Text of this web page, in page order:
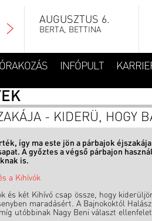
AUGUSZTUS 6.
BERTA, BETTINA
INFÓPULT
- KIDERÜ, HOGY
így ma este jön a párbajok
A győztes a végső párbajon
is.
a Kihívók
és két Kihívó csap össze, hogy
maradásért. A Bajnokoktól
utóbbinak Nagy Beni választ